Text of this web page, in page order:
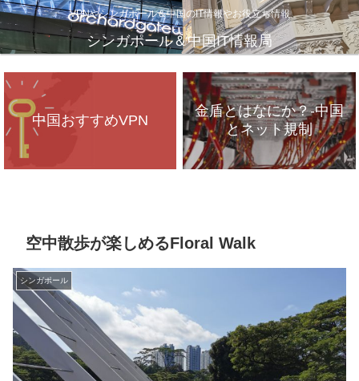
VPNやシンガポール＆中国のIT情報やお役立ち情報
シンガポール＆中国IT情報局
中国おすすめVPN
金盾とはなにか？-中国
とネット規制
空中散歩が楽しめるFloral Walk
シンガポール